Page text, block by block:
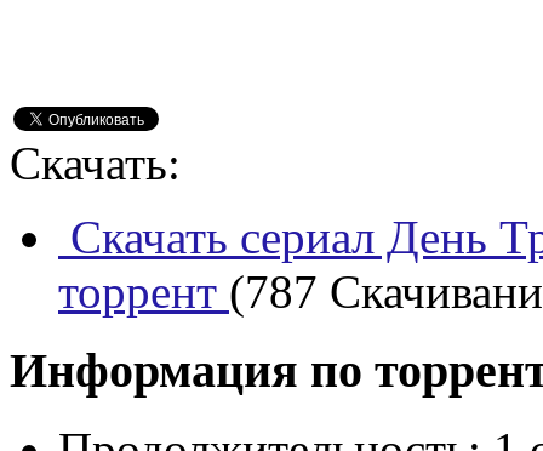
Скачать:
Скачать сериал День
торрент (787
Информация по